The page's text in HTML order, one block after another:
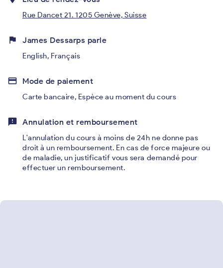
Rue Dancet 21. 1205 Genève, Suisse
flag James Dessarps parle
English, Français
credit_card Mode de paiement
Carte bancaire, Espèce au moment du cours
feedback Annulation et remboursement
L'annulation du cours à moins de 24h ne donne pas
droit à un remboursement. En cas de force majeure ou
de maladie, un justificatif vous sera demandé pour
effectuer un remboursement.